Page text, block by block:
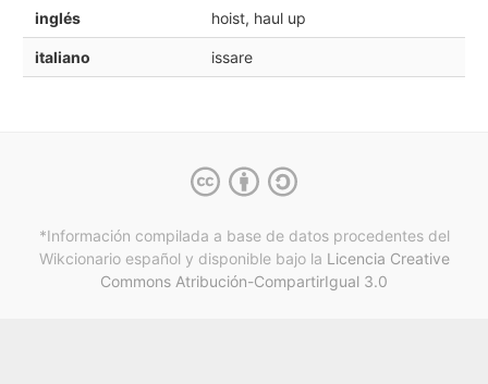
inglés hoist, haul up
italiano issare
*Información compilada a base de datos procedentes del
Wikcionario español y disponible bajo la Licencia Creative
Commons Atribución-CompartirIgual 3.0